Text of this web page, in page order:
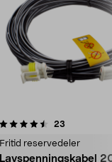
23
Fritid reservedeler
Lavspenningskabel
5.0av 5 stjerner